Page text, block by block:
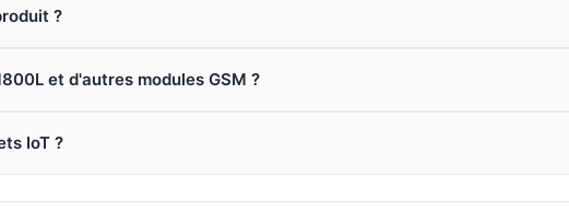
?
et d'autres modules GSM ?
IoT ?